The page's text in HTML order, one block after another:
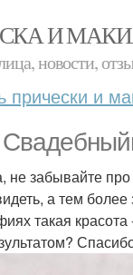
И
новости,
прически и
не забывайте
а тем
такая